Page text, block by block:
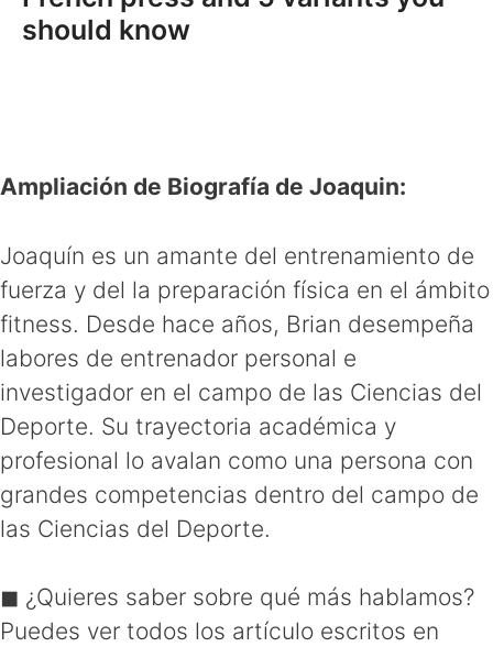
should know
Ampliación de Biografía de Joaquin:
Joaquín es un amante del entrenamiento de
fuerza y del la preparación física en el ámbito
fitness. Desde hace años, Brian desempeña
labores de entrenador personal e
investigador en el campo de las Ciencias del
Deporte. Su trayectoria académica y
profesional lo avalan como una persona con
grandes competencias dentro del campo de
las Ciencias del Deporte.
◼ ¿Quieres saber sobre qué más hablamos?
Puedes ver todos los artículo escritos en